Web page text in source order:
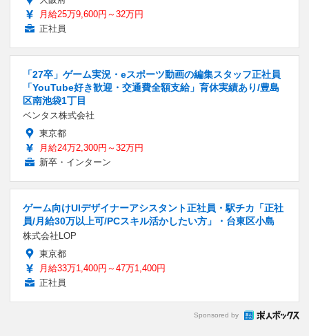
月給25万9,600円～32万円
正社員
「27卒」ゲーム実況・eスポーツ動画の編集スタッフ正社員
「YouTube好き歓迎・交通費全額支給」育休実績あり/豊島
区南池袋1丁目
ベンタス株式会社
東京都
月給24万2,300円～32万円
新卒・インターン
ゲーム向けUIデザイナーアシスタント正社員・駅チカ「正社
員/月給30万以上可/PCスキル活かしたい方」・台東区小島
株式会社LOP
東京都
月給33万1,400円～47万1,400円
正社員
Sponsored by